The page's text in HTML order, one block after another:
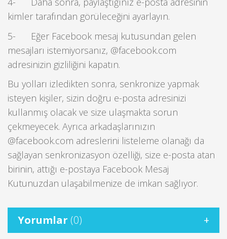
kimler tarafından görüleceğini ayarlayın.
5- Eğer Facebook mesaj kutusundan gelen
mesajları istemiyorsanız, @facebook.com
adresinizin gizliliğini kapatın.
Bu yolları izledikten sonra, senkronize yapmak
isteyen kişiler, sizin doğru e-posta adresinizi
kullanmış olacak ve size ulaşmakta sorun
çekmeyecek. Ayrıca arkadaşlarınızın
@facebook.com adreslerini listeleme olanağı da
sağlayan senkronizasyon özelliği, size e-posta atan
birinin, attığı e-postaya Facebook Mesaj
Kutunuzdan ulaşabilmenize de imkan sağlıyor.
Yorumlar (0)